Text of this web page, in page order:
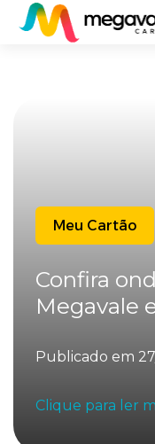
Meu Cartão
Confira
Megavale
Clique para ler
Publicado em